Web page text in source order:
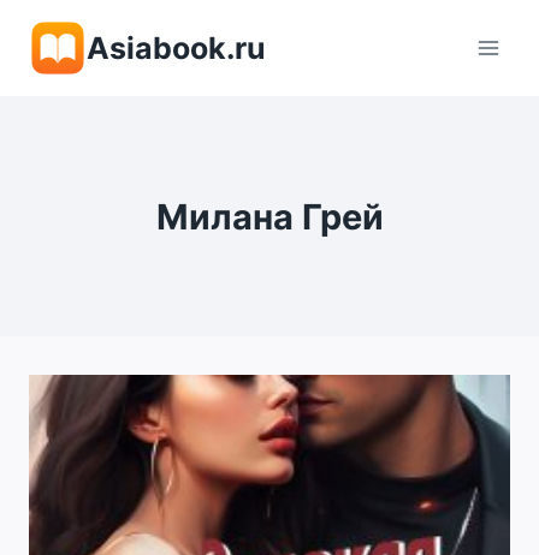
содержимому
Asiabook.ru
Милана Грей